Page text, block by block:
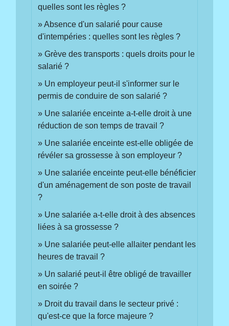
quelles sont les règles ?
Absence d'un salarié pour cause
d'intempéries : quelles sont les règles ?
Grève des transports : quels droits pour le
salarié ?
Un employeur peut-il s'informer sur le
permis de conduire de son salarié ?
Une salariée enceinte a-t-elle droit à une
réduction de son temps de travail ?
Une salariée enceinte est-elle obligée de
révéler sa grossesse à son employeur ?
Une salariée enceinte peut-elle bénéficier
d'un aménagement de son poste de travail
?
Une salariée a-t-elle droit à des absences
liées à sa grossesse ?
Une salariée peut-elle allaiter pendant les
heures de travail ?
Un salarié peut-il être obligé de travailler
en soirée ?
Droit du travail dans le secteur privé :
qu'est-ce que la force majeure ?